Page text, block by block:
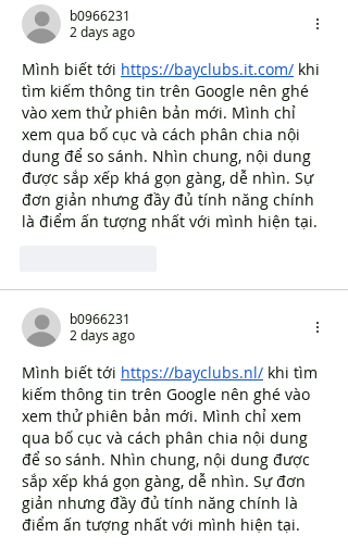
emotional issues
b0966231
2 days ago
Mình biết tới https://bayclubs.it.com/ khi
tìm kiếm thông tin trên Google nên ghé
vào xem thử phiên bản mới. Mình chỉ
xem qua bố cục và cách phân chia nội
dung để so sánh. Nhìn chung, nội dung
được sắp xếp khá gọn gàng, dễ nhìn. Sự
đơn giản nhưng đầy đủ tính năng chính
là điểm ấn tượng nhất với mình hiện tại.
b0966231
2 days ago
Mình biết tới https://bayclubs.nl/ khi tìm
kiếm thông tin trên Google nên ghé vào
xem thử phiên bản mới. Mình chỉ xem
qua bố cục và cách phân chia nội dung
để so sánh. Nhìn chung, nội dung được
sắp xếp khá gọn gàng, dễ nhìn. Sự đơn
giản nhưng đầy đủ tính năng chính là
điểm ấn tượng nhất với mình hiện tại.